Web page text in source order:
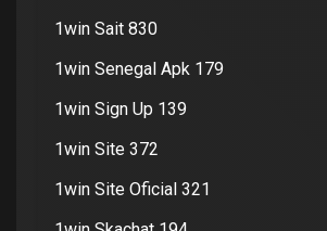
1win Sait 830
1win Senegal Apk 179
1win Sign Up 139
1win Site 372
1win Site Oficial 321